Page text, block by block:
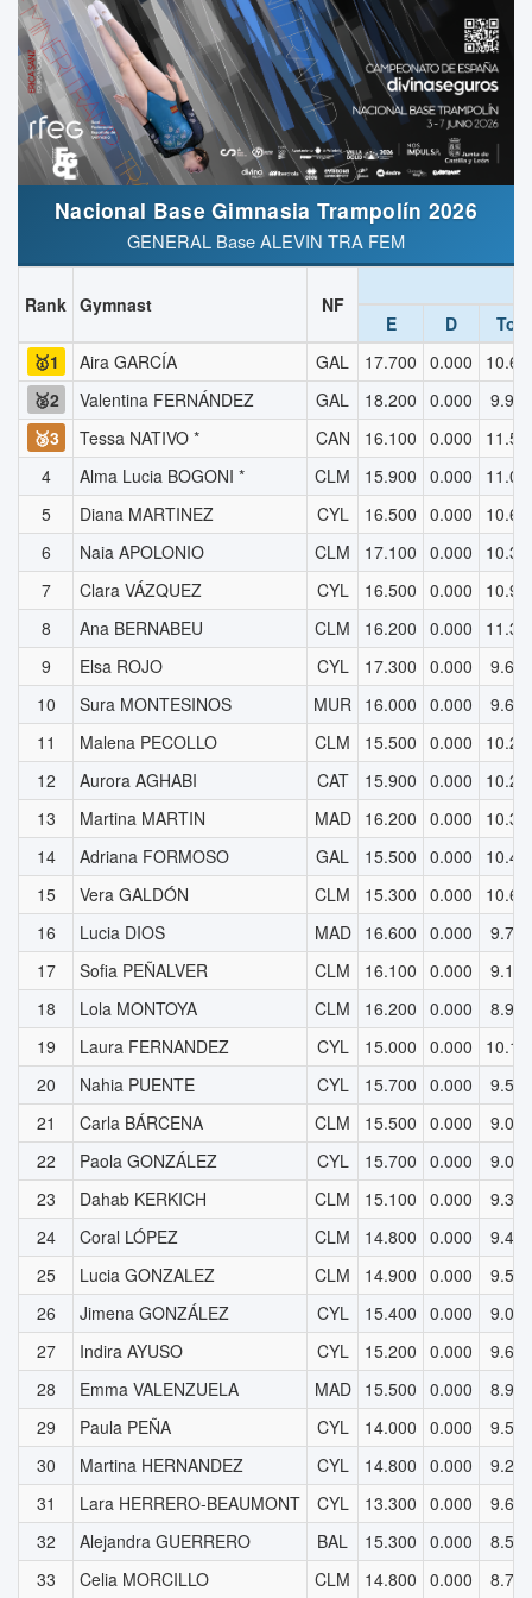
Nacional Base Gimnasia Trampolín 2026
GENERAL Base ALEVIN TRA FEM
Rank Gymnast NF
E
D
ToF
🥇1
Aira GARCÍA GAL 17.700 0.000
🥈2
Valentina FERNÁNDEZ GAL 18.200 0.000
9.920
🥉3
Tessa NATIVO * CAN 16.100 0.000
4
Alma Lucia BOGONI * CLM 15.900 0.000
5
Diana MARTINEZ CYL 16.500 0.000
6
Naia APOLONIO CLM 17.100 0.000
7
Clara VÁZQUEZ CYL 16.500 0.000
8
Ana BERNABEU CLM 16.200 0.000
9
Elsa ROJO CYL 17.300 0.000
9.650
10
Sura MONTESINOS MUR 16.000 0.000
9.650
11
Malena PECOLLO CLM 15.500 0.000
12
Aurora AGHABI CAT 15.900 0.000
13
Martina MARTIN MAD 16.200 0.000
14
Adriana FORMOSO GAL 15.500 0.000
15
Vera GALDÓN CLM 15.300 0.000
16
Lucia DIOS MAD 16.600 0.000
9.780
17
Sofia PEÑALVER CLM 16.100 0.000
9.100
18
Lola MONTOYA CLM 16.200 0.000
8.970
19
Laura FERNANDEZ CYL 15.000 0.000
20
Nahia PUENTE CYL 15.700 0.000
9.550
21
Carla BÁRCENA CLM 15.500 0.000
9.000
22
Paola GONZÁLEZ CYL 15.700 0.000
9.090
23
Dahab KERKICH CLM 15.100 0.000
9.380
24
Coral LÓPEZ CLM 14.800 0.000
9.440
25
Lucia GONZALEZ CLM 14.900 0.000
9.590
26
Jimena GONZÁLEZ CYL 15.400 0.000
9.050
27
Indira AYUSO CYL 15.200 0.000
9.660
28
Emma VALENZUELA MAD 15.500 0.000
8.990
29
Paula PEÑA CYL 14.000 0.000
9.510
30
Martina HERNANDEZ CYL 14.800 0.000
9.250
31
Lara HERRERO-BEAUMONT CYL 13.300 0.000
9.600
32
Alejandra GUERRERO BAL 15.300 0.000
8.540
33
Celia MORCILLO CLM 14.800 0.000 8.740